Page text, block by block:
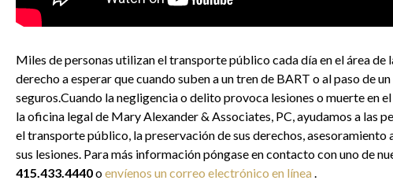
Miles de personas utilizan el transporte público cada día en el área de
derecho a esperar que cuando suben a un tren de BART o al paso de
seguros.Cuando la negligencia o delito provoca lesiones o muerte en
la oficina legal de Mary Alexander & Associates, PC, ayudamos a las
el transporte público, la preservación de sus derechos,
sus lesiones. Para más información póngase en contacto con uno de
415.433.4440oenvíenos un correo electrónico en línea